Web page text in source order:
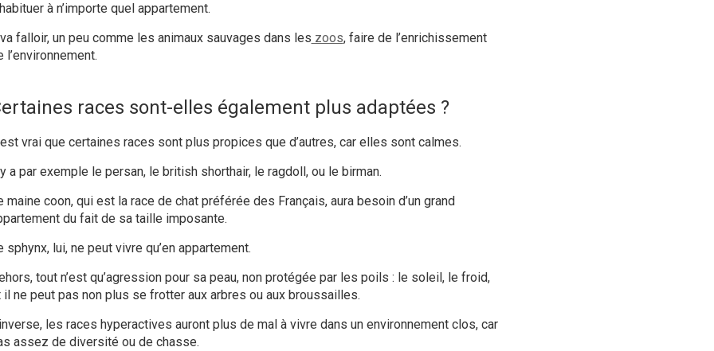
à n’importe quel appartement.
falloir, un peu comme les animaux sauvages dans les zoos, faire de l’enrichissement
l’environnement.
races sont-elles également plus adaptées ?
vrai que certaines races sont plus propices que d’autres, car elles sont calmes.
a par exemple le persan, le british shorthair, le ragdoll, ou le birman.
maine coon, qui est la race de chat préférée des Français, aura besoin d’un grand
du fait de sa taille imposante.
sphynx, lui, ne peut vivre qu’en appartement.
tout n’est qu’agression pour sa peau, non protégée par les poils : le soleil, le froid,
il ne peut pas non plus se frotter aux arbres ou aux broussailles.
les races hyperactives auront plus de mal à vivre dans un environnement clos, car
assez de diversité ou de chasse.